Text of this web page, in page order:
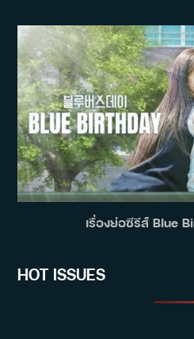
เรื่องย่อซีรีส์ Blue
HOT ISSUES